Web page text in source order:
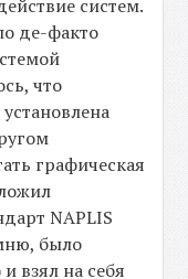
систем.
де-факто
что
графическая
NAPLIS
было
взял на себя